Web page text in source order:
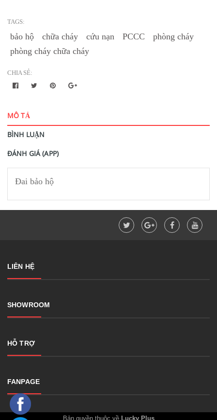
TAGS:
bảo hộ chữa cháy cứu nạn PCCC
phòng cháy
phòng cháy chữa cháy
CHIA SẺ:
MÔ TẢ
BÌNH LUẬN
ĐÁNH GIÁ (APP)
Đai bảo hộ
LIÊN HỆ
SHOWROOM
HỖ TRỢ
FANPAGE
Bản quyền thuộc về Lucky Plus